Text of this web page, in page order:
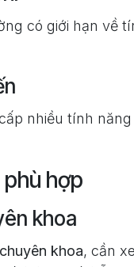
có giới hạn về
nhiều tính
hợp
khoa
khoa, cần